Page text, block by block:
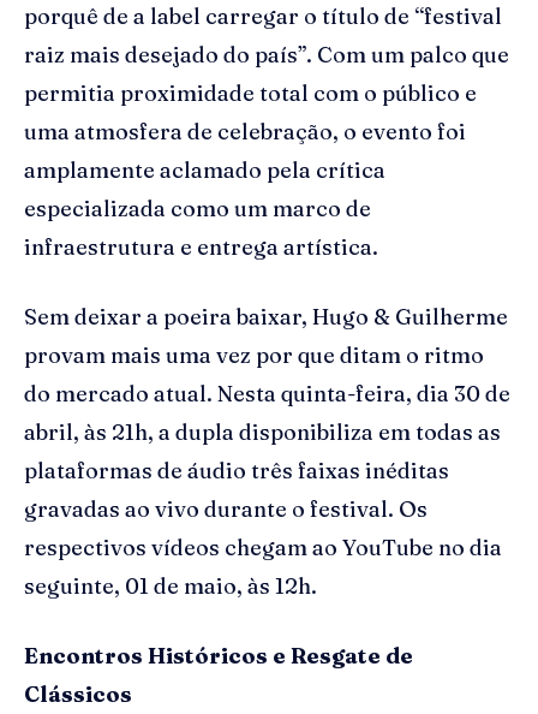
porquê de a label carregar o título de “festival
raiz mais desejado do país”. Com um palco que
permitia proximidade total com o público e
uma atmosfera de celebração, o evento foi
amplamente aclamado pela crítica
especializada como um marco de
infraestrutura e entrega artística.
Sem deixar a poeira baixar, Hugo & Guilherme
provam mais uma vez por que ditam o ritmo
do mercado atual. Nesta quinta-feira, dia 30 de
abril, às 21h, a dupla disponibiliza em todas as
plataformas de áudio três faixas inéditas
gravadas ao vivo durante o festival. Os
respectivos vídeos chegam ao YouTube no dia
seguinte, 01 de maio, às 12h.
Encontros Históricos e Resgate de
Clássicos